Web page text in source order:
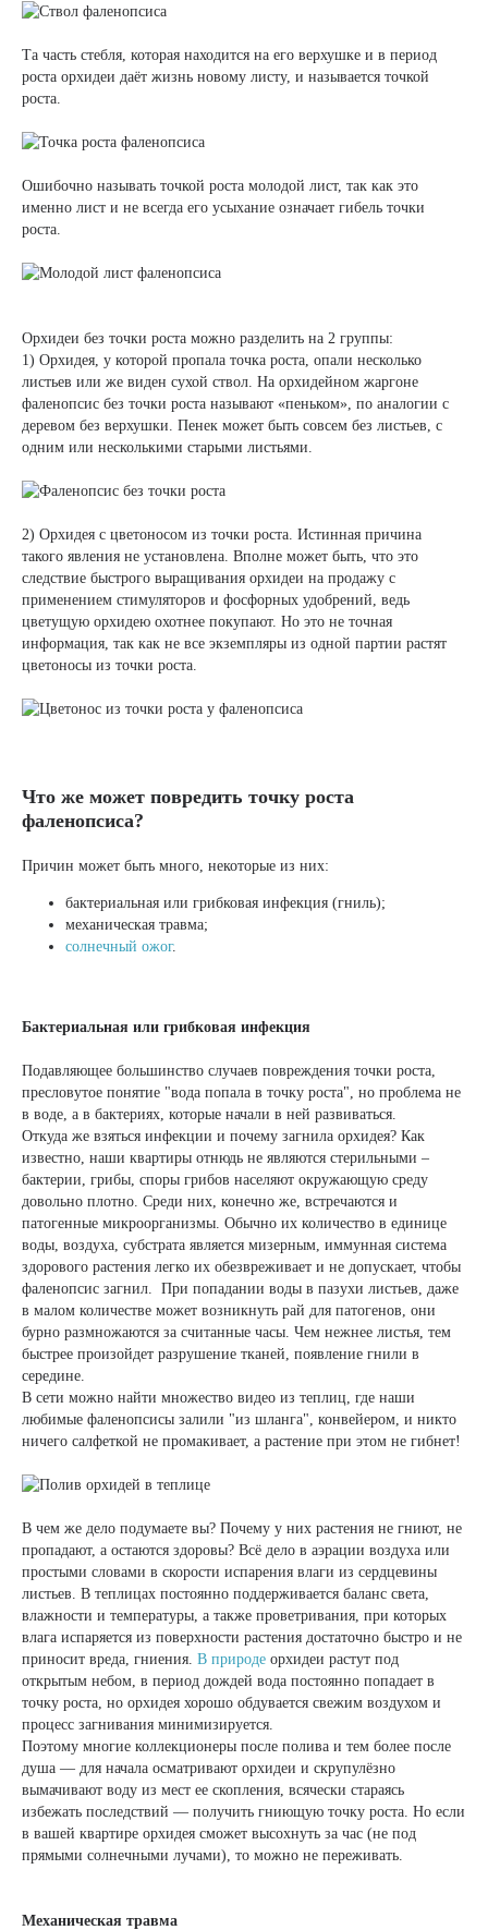
Та часть стебля, которая находится на его верхушке и в период
роста орхидеи даёт жизнь новому листу, и называется точкой
роста.
Ошибочно называть точкой роста молодой лист, так как это
именно лист и не всегда его усыхание означает гибель точки
роста.
Орхидеи без точки роста можно разделить на 2 группы:
1) Орхидея, у которой пропала точка роста, опали несколько
листьев или же виден сухой ствол. На орхидейном жаргоне
фаленопсис без точки роста называют «пеньком», по аналогии с
деревом без верхушки. Пенек может быть совсем без листьев, с
одним или несколькими старыми листьями.
2) Орхидея с цветоносом из точки роста. Истинная причина
такого явления не установлена. Вполне может быть, что это
следствие быстрого выращивания орхидеи на продажу с
применением стимуляторов и фосфорных удобрений, ведь
цветущую орхидею охотнее покупают. Но это не точная
информация, так как не все экземпляры из одной партии растят
цветоносы из точки роста.
Что же может повредить точку роста
фаленопсиса?
Причин может быть много, некоторые из них:
бактериальная или грибковая инфекция (гниль);
механическая травма;
солнечный ожог.
Бактериальная или грибковая инфекция
Подавляющее большинство случаев повреждения точки роста,
пресловутое понятие "вода попала в точку роста", но проблема не
в воде, а в бактериях, которые начали в ней развиваться.
Откуда же взяться инфекции и почему загнила орхидея? Как
известно, наши квартиры отнюдь не являются стерильными –
бактерии, грибы, споры грибов населяют окружающую среду
довольно плотно. Среди них, конечно же, встречаются и
патогенные микроорганизмы. Обычно их количество в единице
воды, воздуха, субстрата является мизерным, иммунная система
здорового растения легко их обезвреживает и не допускает, чтобы
фаленопсис загнил. При попадании воды в пазухи листьев, даже
в малом количестве может возникнуть рай для патогенов, они
бурно размножаются за считанные часы. Чем нежнее листья, тем
быстрее произойдет разрушение тканей, появление гнили в
середине.
В сети можно найти множество видео из теплиц, где наши
любимые фаленопсисы залили "из шланга", конвейером, и никто
ничего салфеткой не промакивает, а растение при этом не гибнет!
В чем же дело подумаете вы? Почему у них растения не гниют, не
пропадают, а остаются здоровы? Всё дело в аэрации воздуха или
простыми словами в скорости испарения влаги из сердцевины
листьев. В теплицах постоянно поддерживается баланс света,
влажности и температуры, а также проветривания, при которых
влага испаряется из поверхности растения достаточно быстро и не
приносит вреда, гниения. В природе орхидеи растут под
открытым небом, в период дождей вода постоянно попадает в
точку роста, но орхидея хорошо обдувается свежим воздухом и
процесс загнивания минимизируется.
Поэтому многие коллекционеры после полива и тем более после
душа — для начала осматривают орхидеи и скрупулёзно
вымачивают воду из мест ее скопления, всячески стараясь
избежать последствий — получить гниющую точку роста. Но если
в вашей квартире орхидея сможет высохнуть за час (не под
прямыми солнечными лучами), то можно не переживать.
Механическая травма